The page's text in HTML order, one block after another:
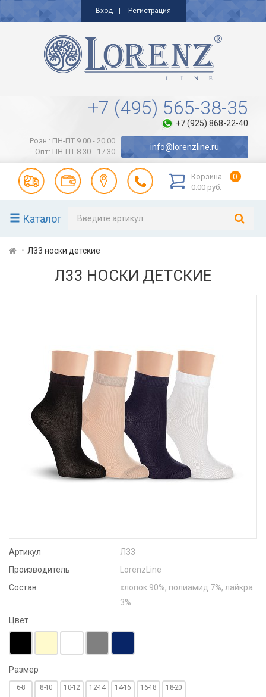
Вход Регистрация
+7 (495) 565-38-35
+7 (925) 868-22-40
Розн.: ПН-ПТ 9.00 - 20.00
Опт: ПН-ПТ 8.30 - 17.30
info@lorenzline.ru
Корзина
0
0.00 руб.
Каталог
Л33 носки детские
Л33 НОСКИ ДЕТСКИЕ
Артикул
Л33
Производитель
LorenzLine
Состав
хлопок 90%, полиамид 7%, лайкра
3%
Цвет
Размер
6-8 8-10 10-12 12-14 14-16 16-18 18-20